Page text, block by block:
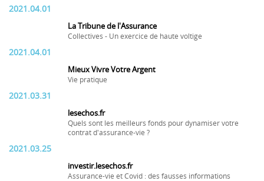
2021.04.01
La Tribune de l'Assurance
Collectives - Un exercice de haute voltige
2021.04.01
Mieux Vivre Votre Argent
Vie pratique
2021.03.31
lesechos.fr
Quels sont les meilleurs fonds pour dynamiser votre
contrat d'assurance-vie ?
2021.03.25
investir.lesechos.fr
Assurance-vie et Covid : des fausses informations